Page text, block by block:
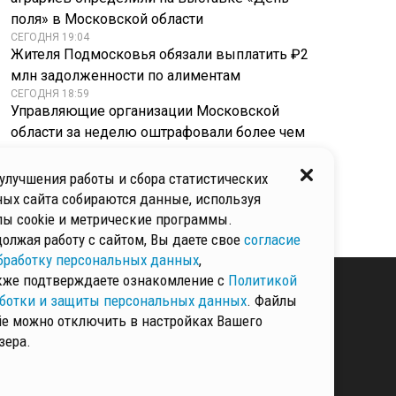
поля» в Московской области
СЕГОДНЯ 19:04
Жителя Подмосковья обязали выплатить ₽2
млн задолженности по алиментам
СЕГОДНЯ 18:59
Управляющие организации Московской
области за неделю оштрафовали более чем
СЕГОДНЯ 18:57
Целая гостиная у баков: в Одинцове
мусорную площадку «вернули» в 60-е
И ЗАЩИТЫ
работы и сбора статистических
сайта собираются данные, используя
cookie и метрические программы.
работу с сайтом, Вы даете свое согласие
персональных данных,
подтверждаете ознакомление с Политикой
и защиты персональных данных. Файлы
можно отключить в настройках Вашего